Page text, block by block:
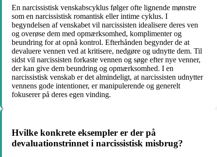
En narcissistisk venskabscyklus følger ofte lignende mønstre
som en narcissistisk romantisk eller intime cyklus. I
begyndelsen af venskabet vil narcissisten idealisere deres ven
og overøse dem med opmærksomhed, komplimenter og
beundring for at opnå kontrol. Efterhånden begynder de at
devaluere vennen ved at kritisere, nedgøre og udnytte dem. Til
sidst vil narcissisten forkaste vennen og søge efter nye venner,
der kan give dem beundring og opmærksomhed. I en
narcissistisk venskab er det almindeligt, at narcissisten udnytter
vennens gode intentioner, er manipulerende og generelt
fokuserer på deres egen vinding.
Hvilke konkrete eksempler er der på
devaluationstrinnet i narcissistisk misbrug?